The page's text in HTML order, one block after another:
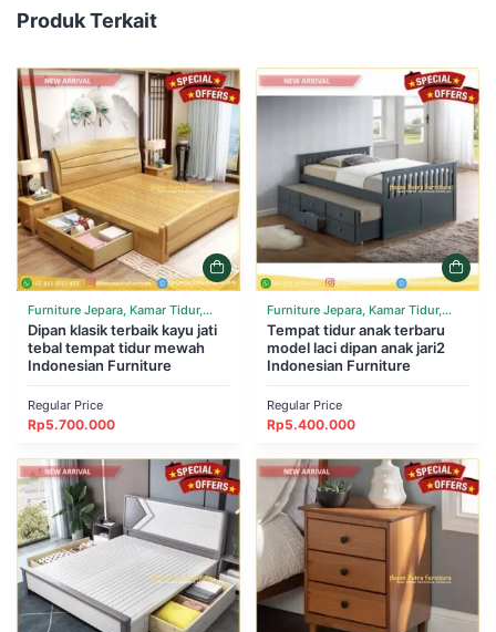
Produk Terkait
Furniture Jepara, Kamar Tidur,
Tempat Tidur
Dipan klasik terbaik kayu jati
tebal tempat tidur mewah
Indonesian Furniture
Regular Price
Rp5.700.000
Furniture Jepara, Kamar Tidur,
Tempat Tidur
Tempat tidur anak terbaru
model laci dipan anak jari2
Indonesian Furniture
Regular Price
Rp5.400.000